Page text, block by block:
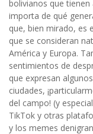
bolivianos que
importa de qué
que, bien mirado, es
que se consideran
América y Europa.
sentimientos de
que expresan
ciudades,
del campo! (y
TikTok y otras
y los memes